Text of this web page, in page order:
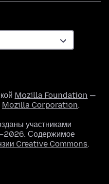
Mozilla Foundation —
Mozilla Corporation.
участниками
Содержимое
Creative Commons.